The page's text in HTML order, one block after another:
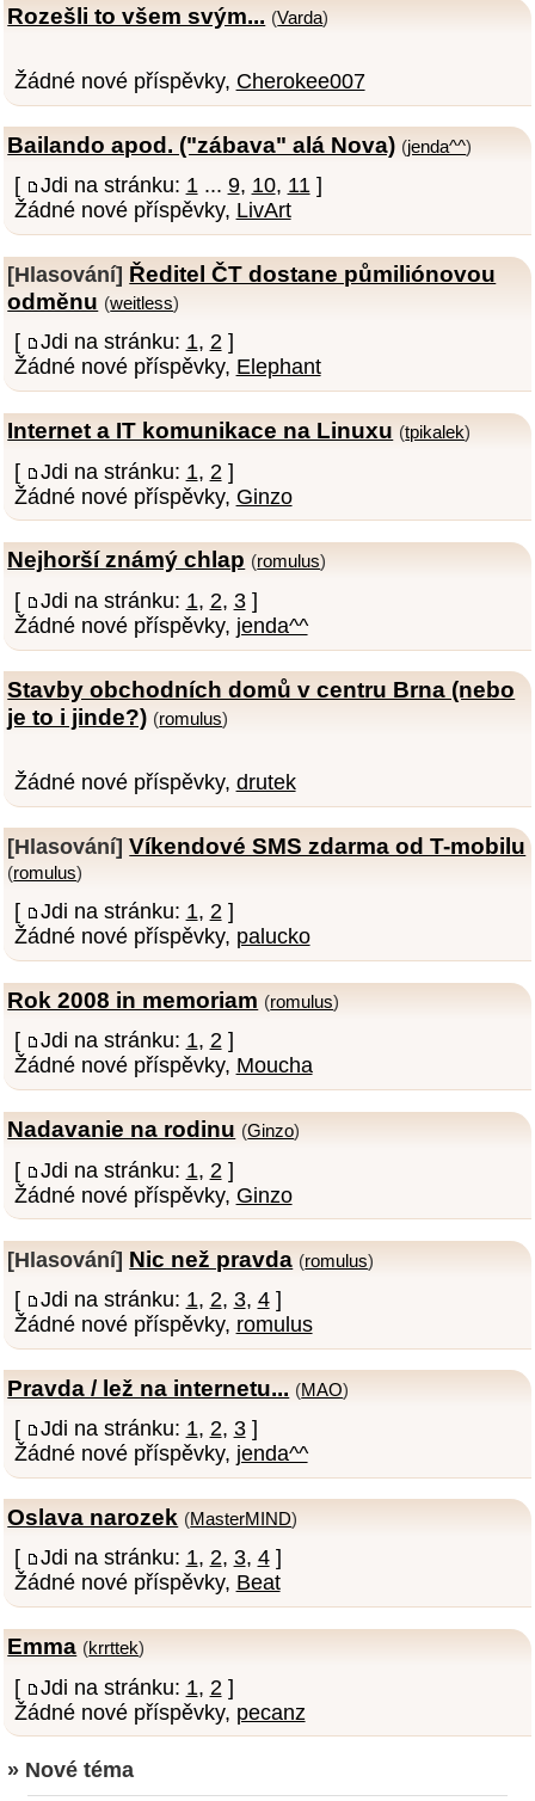
Rozešli to všem svým... (Varda)
Žádné nové příspěvky, Cherokee007
Bailando apod. ("zábava" alá Nova) (jenda^^)
[ Jdi na stránku: 1... 9, 10, 11]
Žádné nové příspěvky, LivArt
[Hlasování] Ředitel ČT dostane půmiliónovou
odměnu (weitless)
[ Jdi na stránku: 1, 2]
Žádné nové příspěvky, Elephant
Internet a IT komunikace na Linuxu (tpikalek)
[ Jdi na stránku: 1, 2 ]
Žádné nové příspěvky, Ginzo
Nejhorší známý chlap (romulus)
[ Jdi na stránku: 1, 2, 3]
Žádné nové příspěvky, jenda^^
Stavby obchodních domů v centru Brna (nebo
je to i jinde?) (romulus)
Žádné nové příspěvky, drutek
[Hlasování] Víkendové SMS zdarma od T-mobilu
(romulus)
[ Jdi na stránku: 1, 2]
Žádné nové příspěvky, palucko
Rok 2008 in memoriam (romulus)
[ Jdi na stránku: 1, 2]
Žádné nové příspěvky, Moucha
Nadavanie na rodinu (Ginzo)
[ Jdi na stránku: 1, 2 ]
Žádné nové příspěvky, Ginzo
[Hlasování] Nic než pravda (romulus)
[ Jdi na stránku: 1, 2, 3, 4]
Žádné nové příspěvky, romulus
Pravda / lež na internetu... (MAO)
[ Jdi na stránku: 1, 2, 3]
Žádné nové příspěvky, jenda^^
Oslava narozek (MasterMIND)
[ Jdi na stránku: 1, 2, 3, 4]
Žádné nové příspěvky, Beat
Emma (krrttek)
[ Jdi na stránku: 1, 2 ]
Žádné nové příspěvky, pecanz
» Nové téma